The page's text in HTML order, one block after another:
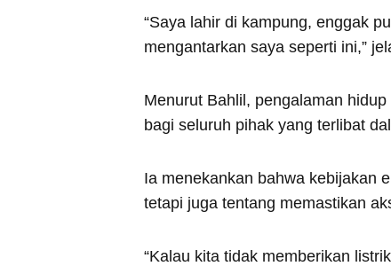
“Saya lahir di kampung, enggak
mengantarkan saya seperti ini,”
Menurut Bahlil, pengalaman
bagi seluruh pihak yang terlibat
Ia menekankan bahwa kebijakan
tetapi juga tentang memastikan
“Kalau kita tidak memberikan